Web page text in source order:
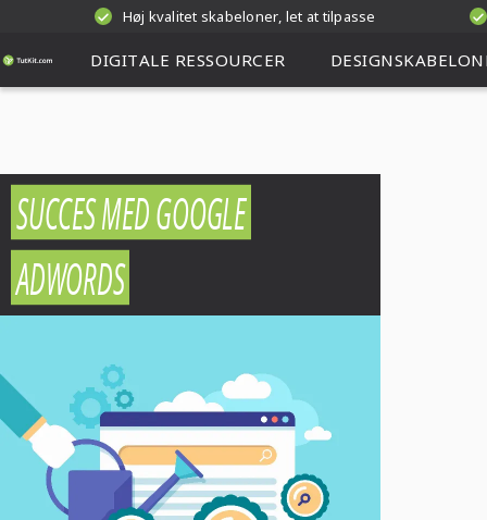
Høj kvalitet skabeloner, let at tilpasse
DIGITALE RESSOURCER
SUCCES MED GOOGLE
ADWORDS